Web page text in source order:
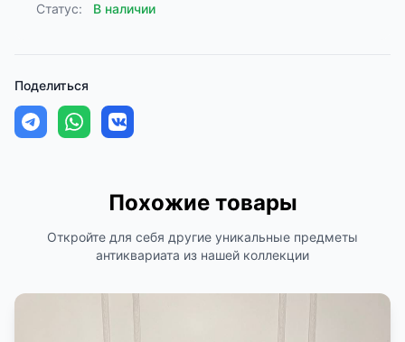
Статус: В наличии
Поделиться
Похожие товары
Откройте для себя другие уникальные предметы
антиквариата из нашей коллекции